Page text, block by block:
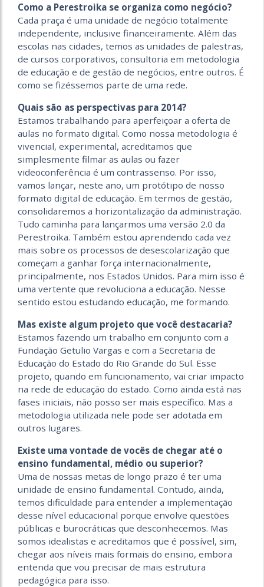
Como a Perestroika se organiza como negócio?
Cada praça é uma unidade de negócio totalmente
independente, inclusive financeiramente. Além das
escolas nas cidades, temos as unidades de palestras,
de cursos corporativos, consultoria em metodologia
de educação e de gestão de negócios, entre outros. É
como se fizéssemos parte de uma rede.
Quais são as perspectivas para 2014?
Estamos trabalhando para aperfeiçoar a oferta de
aulas no formato digital. Como nossa metodologia é
vivencial, experimental, acreditamos que
simplesmente filmar as aulas ou fazer
videoconferência é um contrassenso. Por isso,
vamos lançar, neste ano, um protótipo de nosso
formato digital de educação. Em termos de gestão,
consolidaremos a horizontalização da administração.
Tudo caminha para lançarmos uma versão 2.0 da
Perestroika. Também estou aprendendo cada vez
mais sobre os processos de desescolarização que
começam a ganhar força internacionalmente,
principalmente, nos Estados Unidos. Para mim isso é
uma vertente que revoluciona a educação. Nesse
sentido estou estudando educação, me formando.
Mas existe algum projeto que você destacaria?
Estamos fazendo um trabalho em conjunto com a
Fundação Getulio Vargas e com a Secretaria de
Educação do Estado do Rio Grande do Sul. Esse
projeto, quando em funcionamento, vai criar impacto
na rede de educação do estado. Como ainda está nas
fases iniciais, não posso ser mais específico. Mas a
metodologia utilizada nele pode ser adotada em
outros lugares.
Existe uma vontade de vocês de chegar até o
ensino fundamental, médio ou superior?
Uma de nossas metas de longo prazo é ter uma
unidade de ensino fundamental. Contudo, ainda,
temos dificuldade para entender a implementação
desse nível educacional porque envolve questões
públicas e burocráticas que desconhecemos. Mas
somos idealistas e acreditamos que é possível, sim,
chegar aos níveis mais formais do ensino, embora
entenda que vou precisar de mais estrutura
pedagógica para isso.